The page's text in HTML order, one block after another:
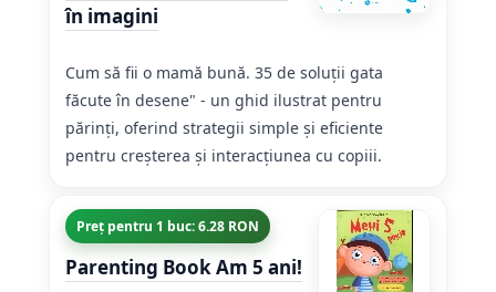
în imagini
Cum să fii o mamă bună. 35 de soluții gata
făcute în desene" - un ghid ilustrat pentru
părinți, oferind strategii simple și eficiente
pentru creșterea și interacțiunea cu copiii.
Preț pentru 1 buc: 6.28 RON
Parenting Book Am 5 ani!